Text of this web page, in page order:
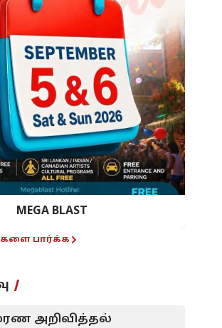
MEGA BLAST
பார்க்க
அறிவித்தல்